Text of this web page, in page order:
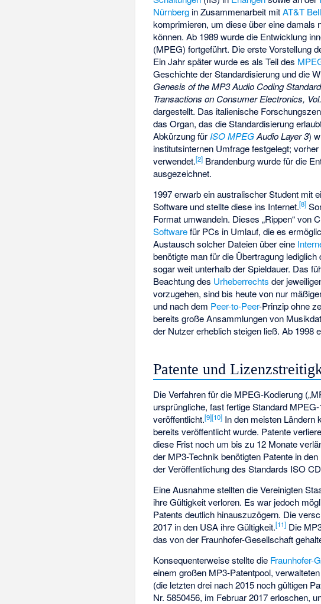
Nürnberg in Zusammenarbeit mitAT&T
komprimieren, um diese über eine damals
können. Ab 1989 wurde die Entwicklung
(MPEG) fortgeführt. Die erste Vorstellung
Ein Jahr später wurde es als Teil des
Geschichte der Standardisierung und die
Genesis of the MP3 Audio Coding
Transactions on Consumer Electronics,
dargestellt. Das italienische
das Organ, das die Standardisierung
Abkürzung fürISO MPEGAudio Layer 3)
institutsinternen Umfrage festgelegt;
verwendet.[2] Brandenburg wurde für die
ausgezeichnet.
1997 erwarb ein australischer Student mit
Software und stellte diese ins Internet.[8]
Format umwandeln. Dieses „Rippen“ von
Softwarefür PCs in Umlauf, die es
Austausch solcher Dateien über eine
benötigte man für die Übertragung
sogar weit unterhalb der Spieldauer. Das
Beachtung des Urheberrechts der
vorzugehen, sind bis heute von nur
und nach dem Peer-to-Peer-Prinzip ohne
bereits große Ansammlungen von
der Nutzer erheblich steigen ließ. Ab 1998
Patente und
Die Verfahren für die MPEG-Kodierung
ursprüngliche, fast fertige Standard
veröffentlicht.[9][10] In den meisten Ländern
bereits veröffentlicht wurde. Patente
diese Frist noch um bis zu 12 Monate
der MP3-Technik benötigten Patente in
der Veröffentlichung des Standards ISO
Eine Ausnahme stellten die Vereinigten
ihre Gültigkeit verloren. Es war jedoch
Patents deutlich hinauszuzögern. Die
2017 in den USA ihre Gültigkeit.[11] Die
das von der Fraunhofer-Gesellschaft
Konsequenterweise stellte die Fraunhofer-
einem großen MP3-Patentpool,
(die letzten drei nach 2015 noch gültigen
Nr. 5850456, im Februar 2017 erloschen,